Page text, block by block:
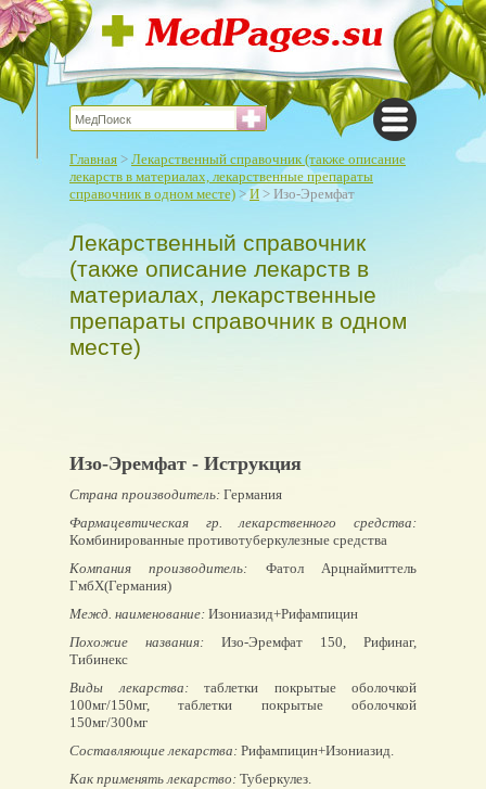
Главная > Лекарственный справочник (также описание
лекарств в материалах, лекарственные препараты
справочник в одном месте) >И > Изо-Эремфат
Лекарственный справочник
(также описание лекарств в
материалах, лекарственные
препараты справочник в одном
месте)
Изо-Эремфат - Иструкция
Страна производитель: Германия
Фармацевтическая гр. лекарственного средства:
Комбинированные противотуберкулезные средства
Компания производитель: Фатол Арцнаймиттель
ГмбХ(Германия)
Межд. наименование: Изониазид+Рифампицин
Похожие названия: Изо-Эремфат 150, Рифинаг,
Тибинекс
Виды лекарства:таблетки покрытые оболочкой
100мг/150мг, таблетки покрытые оболочкой
150мг/300мг
Составляющие лекарства: Рифампицин+Изониазид.
Как применять лекарство: Туберкулез.